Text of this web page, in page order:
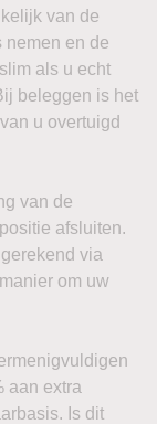
van de
nemen en de
als u echt
beleggen is het
u overtuigd
van de
afsluiten.
via
om uw
aan extra
Is dit